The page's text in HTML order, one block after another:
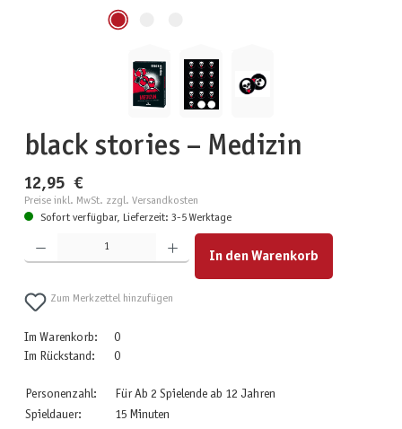
black stories – Medizin
12,95 €
Preise inkl. MwSt. zzgl. Versandkosten
Sofort verfügbar, Lieferzeit: 3-5 Werktage
Produkt Anzahl: Gib den gewünschten Wert ein oder benutze die Schaltflächen um die Anzahl zu
In den Warenkorb
Zum Merkzettel hinzufügen
Im Warenkorb:
0
Im Rückstand:
0
Personenzahl:
Für Ab 2 Spielende ab 12 Jahren
Spieldauer:
15 Minuten